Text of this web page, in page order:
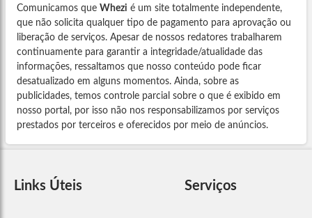
Comunicamos que Whezi é um site totalmente independente,
que não solicita qualquer tipo de pagamento para aprovação ou
liberação de serviços. Apesar de nossos redatores trabalharem
continuamente para garantir a integridade/atualidade das
informações, ressaltamos que nosso conteúdo pode ficar
desatualizado em alguns momentos. Ainda, sobre as
publicidades, temos controle parcial sobre o que é exibido em
nosso portal, por isso não nos responsabilizamos por serviços
prestados por terceiros e oferecidos por meio de anúncios.
Links Úteis Serviços